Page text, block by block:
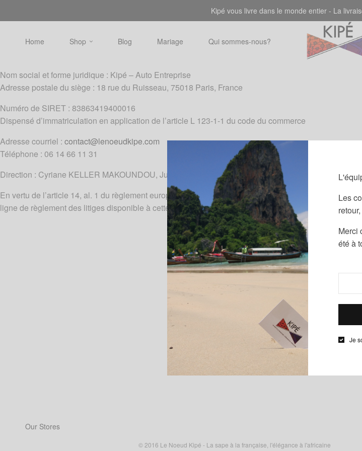
Les
Merci
été à
Je
Kipé vous livre dans le monde entier - La
Home Shop Blog Mariage Qui sommes-nous?
Nom social et forme juridique : Kipé – Auto Entreprise
Adresse postale du siège : 18 rue du Ruisseau, 75018 Paris, France
Numéro de SIRET : 83863419400016
Dispensé d’immatriculation en application de l’article L 123-1-1 du code du commerce
Adresse courriel : contact@lenoeudkipe.com
Téléphone : 06 14 66 11 31
Direction : Cyriane KELLER MAKOUNDOU, Julien KELLER
En vertu de l’article 14, al. 1 du règlement européen n° 524/2013 du 21 mai 2013 relatif au RELC,
ligne de règlement des litiges disponible à cette adresse:http://ec.europa.eu/consumers/odr/
Our Stores
© 2016 Le Noeud Kipé - La sape à la française, l'élégance à l'africaine